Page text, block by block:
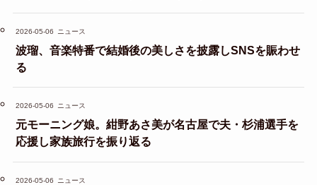
2026-05-06 ニュース
波瑠、音楽特番で結婚後の美しさを披露しSNSを賑わせ
る
2026-05-06 ニュース
元モーニング娘。紺野あさ美が名古屋で夫・杉浦選手を
応援し家族旅行を振り返る
2026-05-06 ニュース